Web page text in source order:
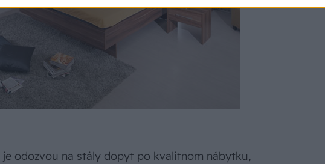
je odozvou na stály dopyt po kvalitnom nábytku,